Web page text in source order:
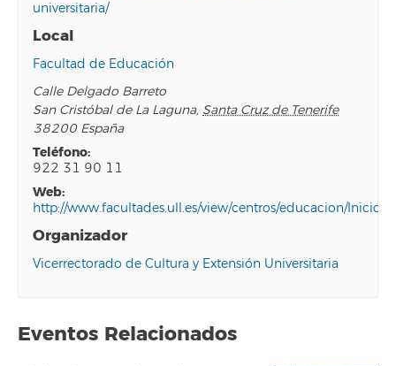
universitaria/
Local
Facultad de Educación
Calle Delgado Barreto
San Cristóbal de La Laguna, Santa Cruz de Tenerife
38200 España
teléfono:
922 31 90 11
web:
http://www.facultades.ull.es/view/centros/educacion/Inicio/
Organizador
Vicerrectorado de Cultura y Extensión Universitaria
Eventos Relacionados